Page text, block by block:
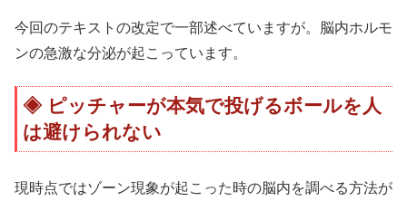
今回のテキストの改定で一部述べていますが。脳内ホルモ
ンの急激な分泌が起こっています。
ピッチャーが本気で投げるボールを人
は避けられない
現時点ではゾーン現象が起こった時の脳内を調べる方法が